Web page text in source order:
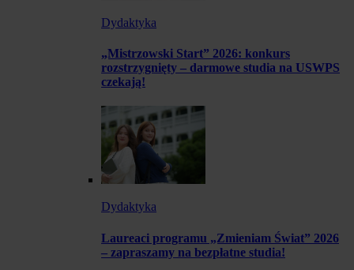
Dydaktyka
„Mistrzowski Start” 2026: konkurs
rozstrzygnięty – darmowe studia na USWPS
czekają!
Dydaktyka
Laureaci programu „Zmieniam Świat” 2026
– zapraszamy na bezpłatne studia!